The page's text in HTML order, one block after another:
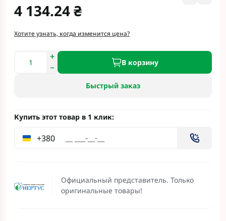
Официальный представитель. Только
оригинальные товары!
4 134.24 ₴
Хотите узнать, когда изменится цена?
В корзину
Быстрый заказ
Купить этот товар в 1 клик:
+380